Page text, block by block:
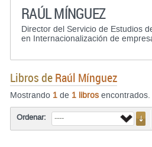
RAÚL MÍNGUEZ
Director del Servicio de Estudios
en Internacionalización de
Libros deRaúl Mínguez
Mostrando 1 de 1 libros
Ordenar: